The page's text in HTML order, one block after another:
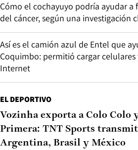
Cómo el cochayuyo podría ayudar a
del cáncer, según una investigación
Así es el camión azul de Entel que
Coquimbo: permitió cargar celulares
Internet
EL DEPORTIVO
Vozinha exporta a Colo Colo
Primera: TNT Sports
Argentina, Brasil y México